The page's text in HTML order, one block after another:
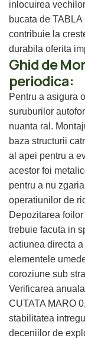
inlocuirea
bucata de
contribuie la
durabila oferita
Ghid de
periodica:
Pentru a asigura
suruburilor
nuanta ral.
baza structurii
al apei pentru a
acestor foi
pentru a nu
operatiunilor de
Depozitarea
trebuie facuta in
actiunea directa
elementele
coroziune sub
Verificarea
CUTATA MARO
stabilitatea
deceniilor de